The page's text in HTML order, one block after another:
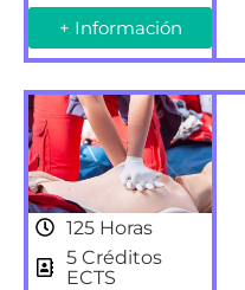
+ Información
125 Horas
5 Créditos
ECTS